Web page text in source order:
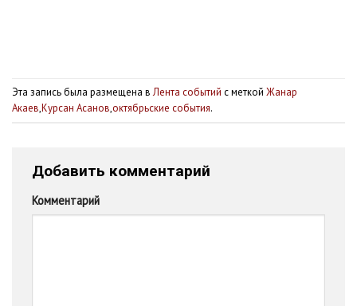
Эта запись была размещена вЛента событий с меткой Жанар
Акаев,Курсан Асанов,октябрьские события.
Добавить комментарий
Комментарий